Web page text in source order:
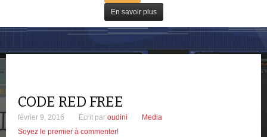
En savoir plus
CODE RED FREE
février 9, 2016 Écrit par oudini
Media
Soyez le premier à commenter!